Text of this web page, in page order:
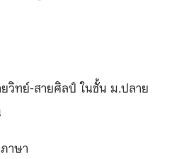
วิทย์-สายศิลป์ ในชั้น ม.ปลาย
าษา